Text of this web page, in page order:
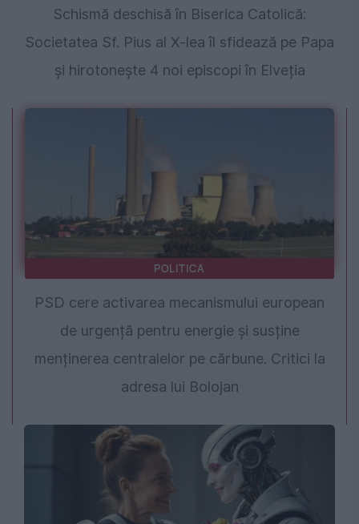
Schismă deschisă în Biserica Catolică:
Societatea Sf. Pius al X-lea îl sfidează pe Papa
și hirotonește 4 noi episcopi în Elveția
POLITICA
PSD cere activarea mecanismului european
de urgență pentru energie și susține
menținerea centralelor pe cărbune. Critici la
adresa lui Bolojan